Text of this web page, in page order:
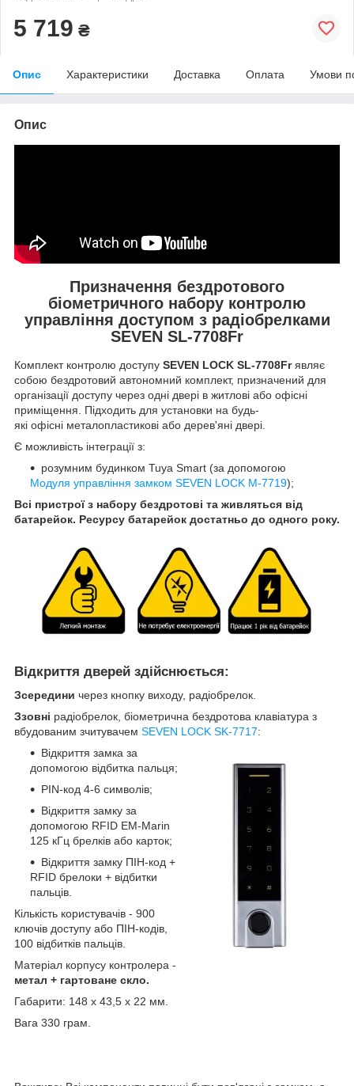
5 719 ₴
Опис Характеристики Доставка Оплата Умови
Опис
Призначення бездротового
біометричного набору контролю
управління доступом з радіобрелками
SEVEN SL-7708Fr
Комплект контролю доступу SEVEN LOCK SL-7708Frявляє
собою бездротовий автономний комплект, призначений для
організації доступу через одні двері в житлові або офісні
приміщення. Підходить для установки на будь-
які офісні металопластикові або дерев'яні двері.
Є можливість інтеграції з:
розумним будинком Tuya Smart (за допомогою
Модуля управління замком SEVEN LOCK M-7719);
Всі пристрої з набору бездротові та живляться від
батарейок. Ресурсу батарейок достатньо до одного року.
Відкриття дверей здійснюється:
Зсередини через кнопку виходу, радіобрелок.
Ззовні радіобрелок, біометрична бездротова клавіатура з
вбудованим зчитувачем SEVEN LOCK SK-7717:
Відкриття замка за
допомогою відбитка пальця;
PIN-код 4-6 символів;
Відкриття замку за
допомогою RFID EM-Marin
125 кГц брелків або карток;
Відкриття замку ПІН-код +
RFID брелоки + відбитки
пальців.
Кількість користувачів - 900
ключів доступу або ПІН-кодів,
100 відбитків пальців.
Матеріал корпусу контролера -
метал + гартоване скло.
Габарити: 148 х 43,5 х 22 мм.
Вага 330 грам.